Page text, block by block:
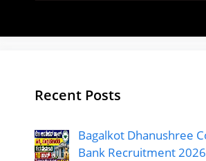
Recent Posts
Bagalkot Dhanushree
Bank Recruitment